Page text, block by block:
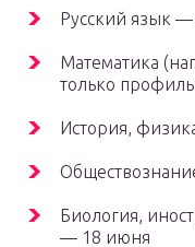
Русский язык
Математика
только
История,
Биология,
— 18 июня